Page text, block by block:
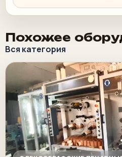
Похожее
Вся категория